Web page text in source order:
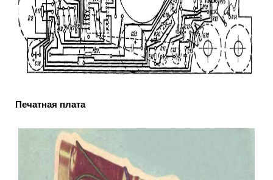
Печатная плата